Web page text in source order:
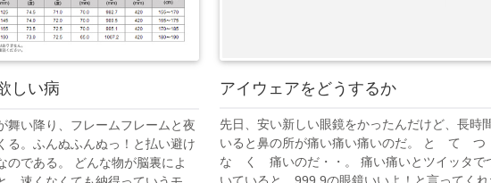
しい病
舞い降り、フレームフレームと夜
る。ふんぬふんぬっ！と払い避け
のである。 どんな物が脳裏によ
アイウェアをどうするか
先日、安い新しい眼鏡をかったんだけど、長時
いると鼻の所が痛い痛い痛いのだ。 と て
な く 痛いのだ・・。 痛い痛いとツイッタで